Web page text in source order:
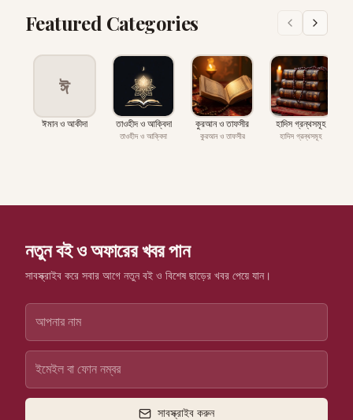
Featured Categories
ঈ
ঈমান ও আকীদা তাওহীদ ও আক্বিদা
তাওহীদ ও আক্বিদা
কুরআন ও তাফসীর
কুরআন ও তাফসীর
হাদিস গ্রন্থসমূহ
হাদিস গ্রন্থসমূহ
নতুন বই ও অফারের খবর পান
সাবস্ক্রাইব করে সবার আগে নতুন বই ও বিশেষ ছাড়ের খবর পেয়ে যান।
সাবস্ক্রাইব করুন